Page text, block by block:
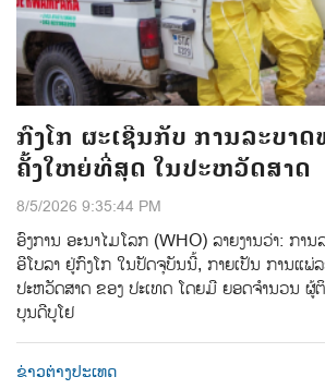
ກົງໂກ ຜະເຊີນກັບ ການລະບາດ
ຄັ້ງໃຫຍ່ທີ່ສຸດ ໃນປະຫວັດສາດ
8/5/2026 9:35:44 PM
ອົງການ ອະນາໄມໂລກ (WHO) ລາຍງານວ່າ: ການ
ອີໂບລາ ຢູ່ກົງໂກ ໃນປັດຈຸບັນນີ້, ກາຍເປັນ ການແພ່
ປະຫວັດສາດ ຂອງ ປະເທດ ໂດຍມີ ຍອດຈຳນວນ ຜູ້
ບຸນດີບູໂຢ
ຂ່າວຕ່າງປະເທດ